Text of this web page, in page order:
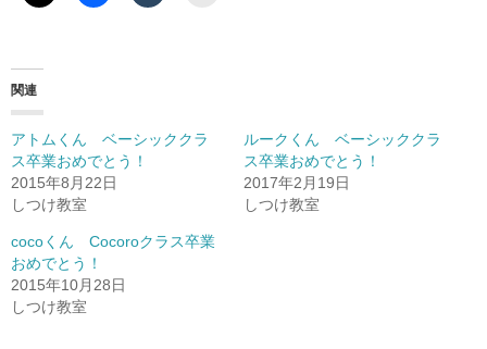
関連
アトムくん ベーシッククラ
ス卒業おめでとう！
2015年8月22日
しつけ教室
ルークくん ベーシッククラ
ス卒業おめでとう！
2017年2月19日
しつけ教室
cocoくん Cocoroクラス卒業
おめでとう！
2015年10月28日
しつけ教室